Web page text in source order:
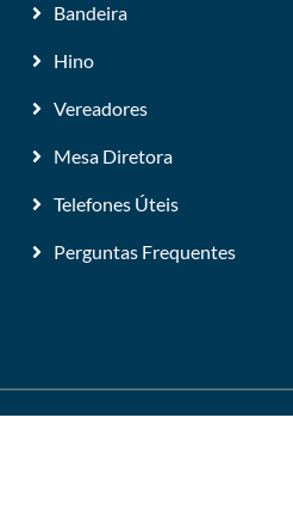
Bandeira
Hino
Vereadores
Mesa Diretora
Telefones Úteis
Perguntas Frequentes